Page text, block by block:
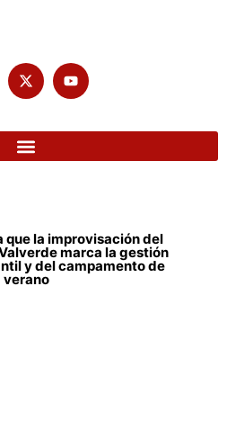
que la improvisación del
marca la gestión
y del campamento de
verano